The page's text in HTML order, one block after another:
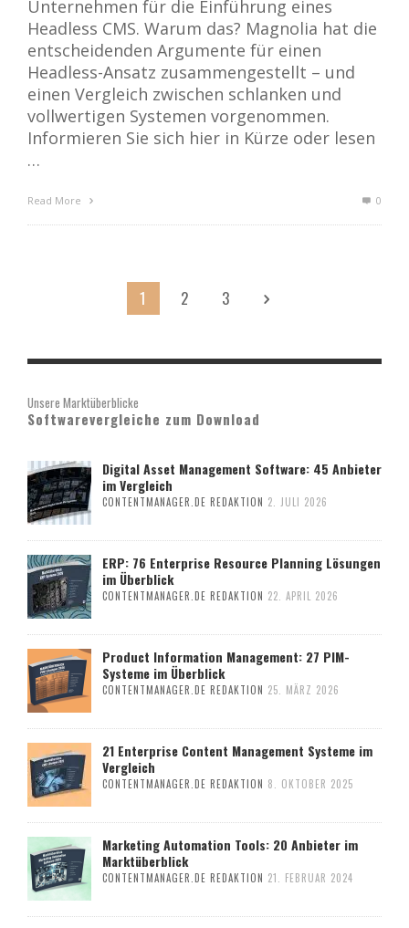
Unternehmen für die Einführung eines
Headless CMS. Warum das? Magnolia hat die
entscheidenden Argumente für einen
Headless-Ansatz zusammengestellt – und
einen Vergleich zwischen schlanken und
vollwertigen Systemen vorgenommen.
Informieren Sie sich hier in Kürze oder lesen
…
Read More 0
1 2 3
Unsere Marktüberblicke
Softwarevergleiche zum Download
Digital Asset Management Software: 45 Anbieter
im Vergleich
CONTENTMANAGER.DE REDAKTION 2. JULI 2026
ERP: 76 Enterprise Resource Planning Lösungen
im Überblick
CONTENTMANAGER.DE REDAKTION 22. APRIL 2026
Product Information Management: 27 PIM-
Systeme im Überblick
CONTENTMANAGER.DE REDAKTION 25. MÄRZ 2026
21 Enterprise Content Management Systeme im
Vergleich
CONTENTMANAGER.DE REDAKTION 8. OKTOBER 2025
Marketing Automation Tools: 20 Anbieter im
Marktüberblick
CONTENTMANAGER.DE REDAKTION 21. FEBRUAR 2024